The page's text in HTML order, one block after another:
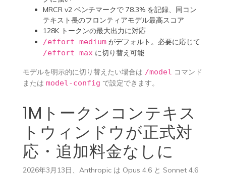
MRCR v2 ベンチマークで 78.3% を記録、同コン
テキスト長のフロンティアモデル最高スコア
128K トークンの最大出力に対応
/effort mediumがデフォルト。必要に応じて
/effort max に切り替え可能
モデルを明示的に切り替えたい場合は /model コマンド
または model-config で設定できます。
1Mトークンコンテキス
トウィンドウが正式対
応・追加料金なしに
2026年3月13日、Anthropic は Opus 4.6 と Sonnet 4.6